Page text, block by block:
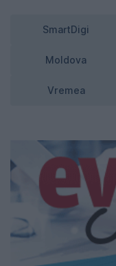
SmartDigi
Moldova
Vremea